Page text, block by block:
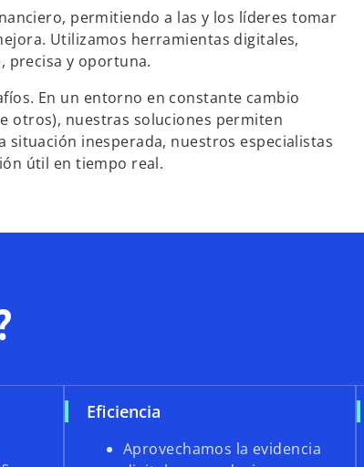
permitiendo a las y los líderes tomar
Utilizamos herramientas digitales,
precisa y oportuna.
En un entorno en constante cambio
otros), nuestras soluciones permiten
inesperada, nuestros especialistas
útil en tiempo real.
Eficiencia
Aprovechamos la evidencia